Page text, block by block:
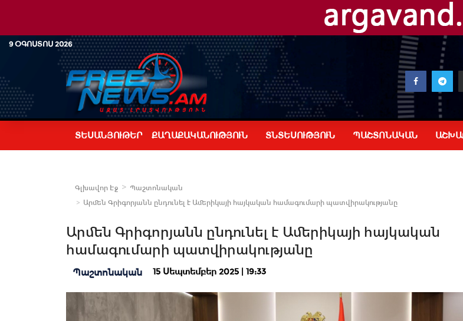
9 ՕԳՈՍՏՈՍ 2026
ՏԵՍԱՆՅՈՒԹԵՐ ՔԱՂԱՔԱԿԱՆՈՒԹՅՈՒՆ ՏՆՏԵՍՈՒԹՅՈՒՆ ՊԱՇՏՈՆԱԿԱՆ
Գլխավոր Էջ
Պաշտոնական
Արմեն Գրիգորյանն ընդունել է Ամերիկայի հայկական համագումարի պատվիրակությանը
Արմեն Գրիգորյանն ընդունել է Ամերիկայի հայկական
համագումարի պատվիրակությանը
Պաշտոնական 15 Սեպտեմբեր 2025 | 19:33